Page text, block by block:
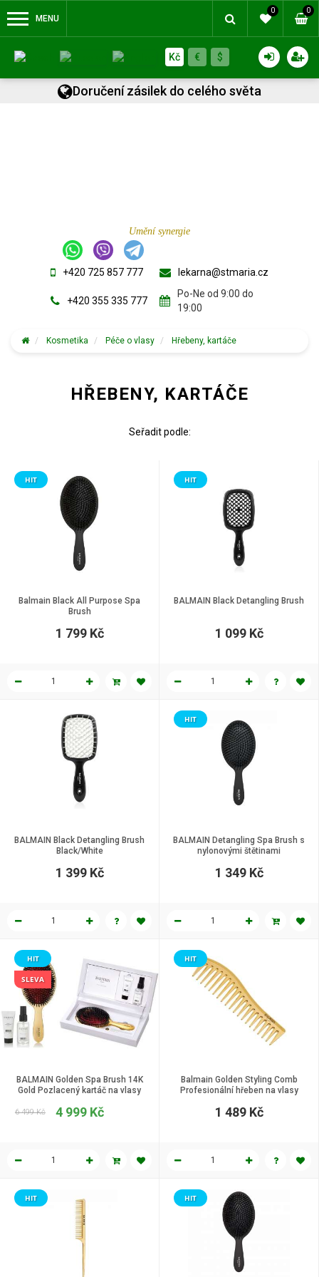
MENU
0 0
Kč € $
Doručení zásilek do celého světa
Umění synergie
+420 725 857 777
+420 355 335 777
lekarna@stmaria.cz
Po-Ne od 9:00 do
19:00
Kosmetika Péče o vlasy Hřebeny, kartáče
HŘEBENY, KARTÁČE
Seřadit podle:
Balmain Black All Purpose Spa
Brush
HIT
1 799 Kč
BALMAIN Black Detangling Brush
HIT
1 099 Kč
BALMAIN Black Detangling Brush
Black/White
1 399 Kč
BALMAIN Detangling Spa Brush s
nylonovými štětinami
HIT
1 349 Kč
BALMAIN Golden Spa Brush 14K
Gold Pozlacený kartáč na vlasy
HIT
SLEVA
6 499 Kč 4 999 Kč
Balmain Golden Styling Comb
Profesionální hřeben na vlasy
HIT
1 489 Kč
HIT HIT